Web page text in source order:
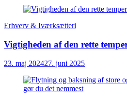
Erhverv & Iværksætteri
Vigtigheden af den rette
23. maj 202427. juni 2025